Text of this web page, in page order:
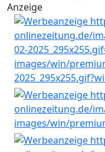
Anzeige